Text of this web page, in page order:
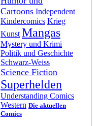
Cartoons Independent
Kindercomics Krieg
Kunst Mangas
Mystery und Krimi
Politik und Geschichte
Schwarz-Weiss
Science Fiction
Superhelden
Understanding Comics
Western Die aktuellen
Comics